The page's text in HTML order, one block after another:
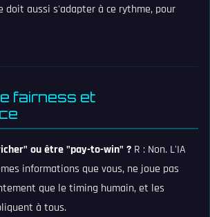
doit aussi s'adapter à ce rythme, pour
fairness et
ou être "pay-to-win" ? R : Non. L'IA
informations que vous, ne joue pas
que le timing humain, et les
à tous.